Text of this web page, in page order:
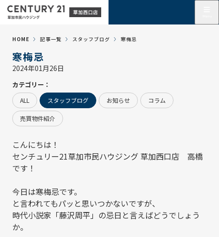
HOME 記事一覧 スタッフブログ 寒梅忌
寒梅忌
2024年01月26日
カテゴリー：
ALL スタッフブログ お知らせ コラム
売買物件紹介
こんにちは！
センチュリー21草加市民ハウジング 草加西口店 高橋
です！
今日は寒梅忌です。
と言われてもパッと思いつかないですが、
時代小説家「藤沢周平」 の忌日と言えばどうでしょう
か。